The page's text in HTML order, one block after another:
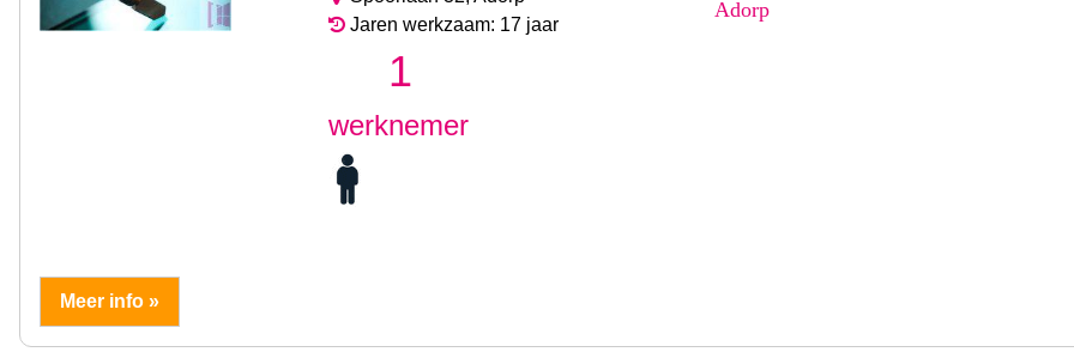
Jaren werkzaam: 17 jaar
1
werknemer
Adorp
Meer info »